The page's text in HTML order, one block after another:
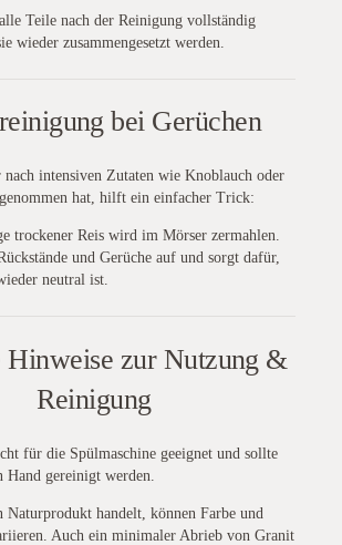
Teile nach der Reinigung vollständig
wieder zusammengesetzt werden.
bei Gerüchen
nach intensiven Zutaten wie Knoblauch oder
hat, hilft ein einfacher Trick:
trockener Reis wird im Mörser zermahlen.
und Gerüche auf und sorgt dafür,
neutral ist.
zur Nutzung &
Reinigung
für die Spülmaschine geeignet und sollte
Hand gereinigt werden.
Naturprodukt handelt, können Farbe und
Auch ein minimaler Abrieb von Granit